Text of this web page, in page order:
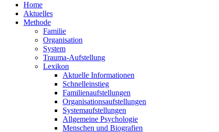
Home
Aktuelles
Methode
Familie
Organisation
System
Trauma-Aufstellung
Lexikon
Aktuelle Informationen
Schnelleinstieg
Familienaufstellungen
Organisationsaufstellungen
Systemaufstellungen
Allgemeine Psychologie
Menschen und Biografien